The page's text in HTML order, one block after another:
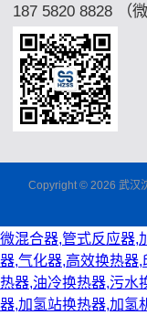
187 5820 8828 （
Copyright © 2026 武汉
微混合器,管式反应器,
器,气化器,高效换热器
热器,油冷换热器,污水
器,加氢站换热器,加氢